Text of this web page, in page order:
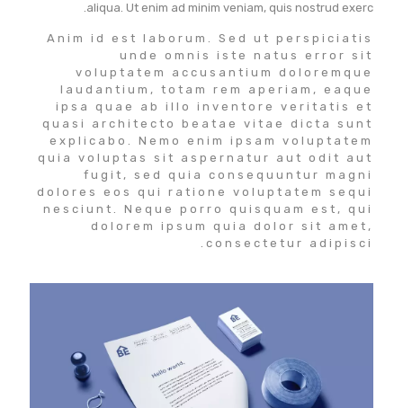
aliqua. Ut enim ad minim veniam, quis nostrud exerc.
Anim id est laborum. Sed ut perspiciatis
unde omnis iste natus error sit
voluptatem accusantium doloremque
laudantium, totam rem aperiam, eaque
ipsa quae ab illo inventore veritatis et
quasi architecto beatae vitae dicta sunt
explicabo. Nemo enim ipsam voluptatem
quia voluptas sit aspernatur aut odit aut
fugit, sed quia consequuntur magni
dolores eos qui ratione voluptatem sequi
nesciunt. Neque porro quisquam est, qui
dolorem ipsum quia dolor sit amet,
consectetur adipisci.